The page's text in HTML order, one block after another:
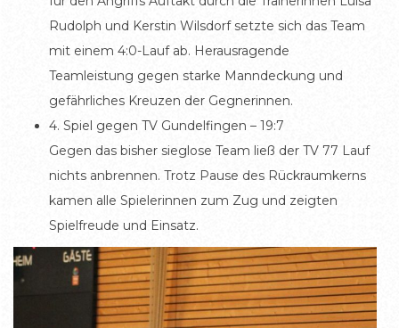
Rudolph und Kerstin Wilsdorf setzte sich das Team
mit einem 4:0-Lauf ab. Herausragende
Teamleistung gegen starke Manndeckung und
gefährliches Kreuzen der Gegnerinnen.
4. Spiel gegen TV Gundelfingen – 19:7
Gegen das bisher sieglose Team ließ der TV 77 Lauf
nichts anbrennen. Trotz Pause des Rückraumkerns
kamen alle Spielerinnen zum Zug und zeigten
Spielfreude und Einsatz.